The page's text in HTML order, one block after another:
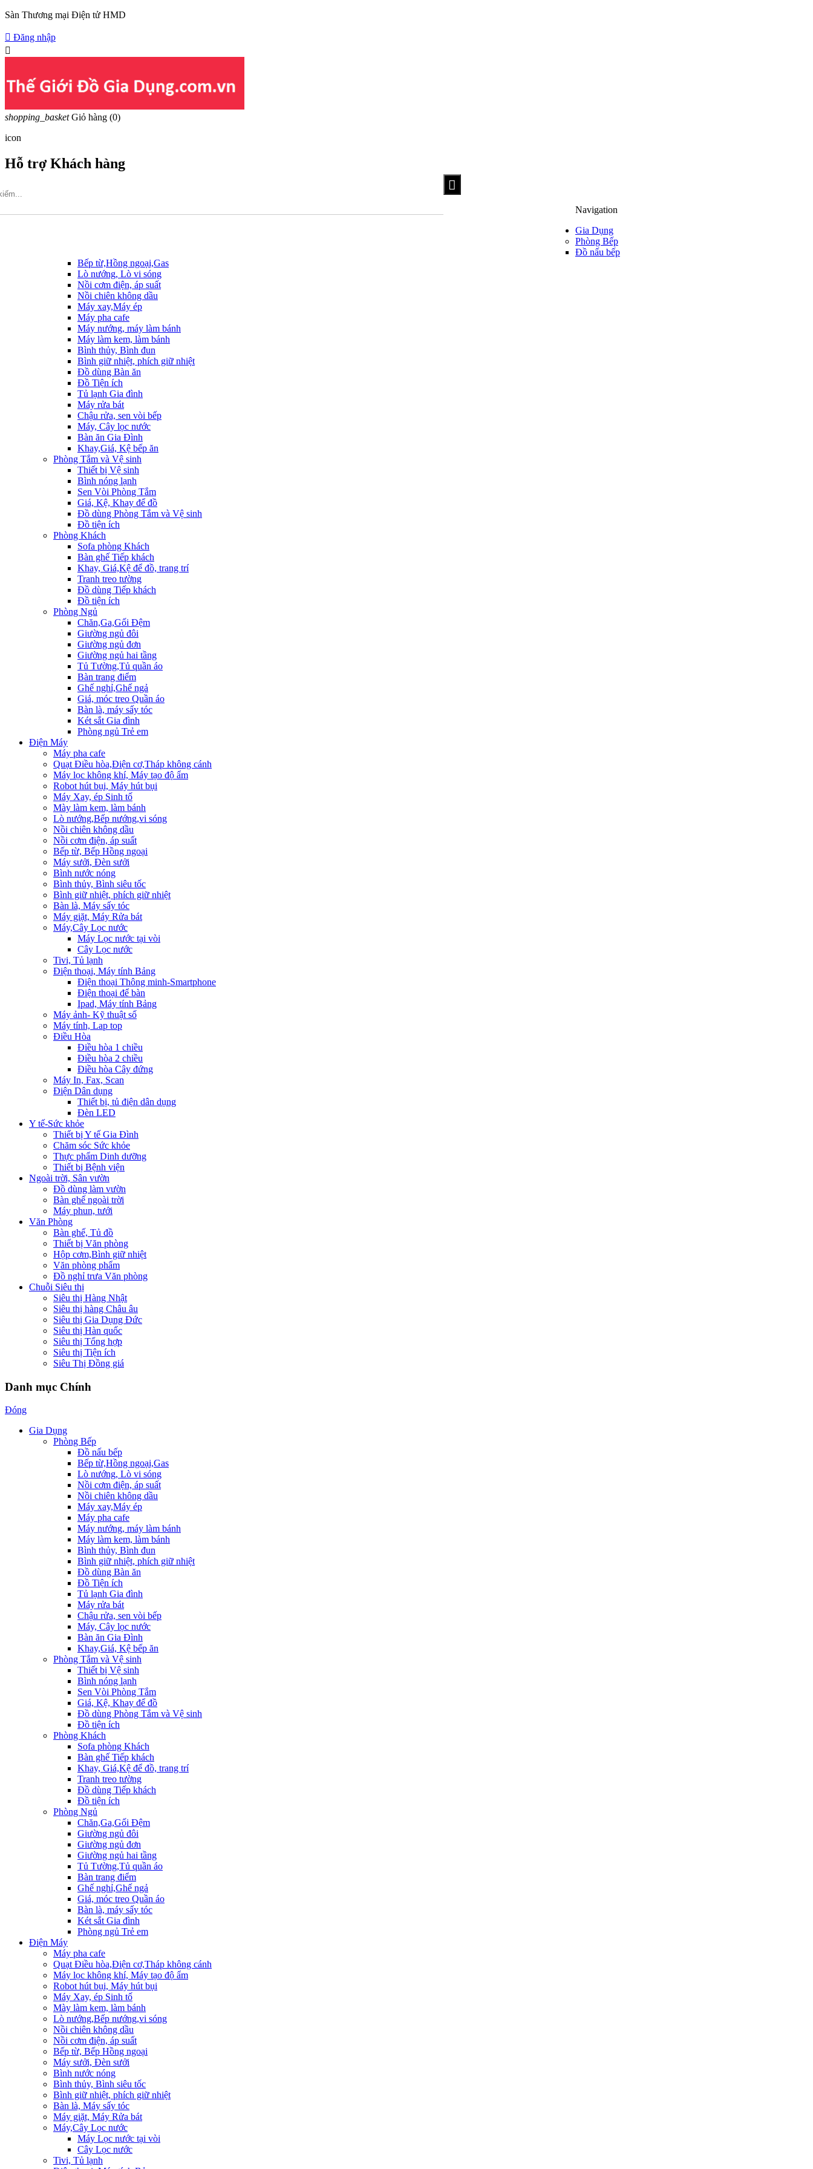
Sàn Thương mại Điện tử HMD
 Đăng nhập

shopping_basket Giỏ hàng (0)
icon
Hỗ trợ Khách hàng
Hotline: 09317.456.44
Navigation
Gia Dụng
Phòng Bếp
Đồ nấu bếp
Bếp từ,Hồng ngoại,Gas
Lò nướng, Lò vi sóng
Nồi cơm điện, áp suất
Nồi chiên không dầu
Máy xay,Máy ép
Máy pha cafe
Máy nướng, máy làm bánh
Máy làm kem, làm bánh
Bình thủy, Bình đun
Bình giữ nhiệt, phích giữ nhiệt
Đồ dùng Bàn ăn
Đồ Tiện ích
Tủ lạnh Gia đình
Máy rửa bát
Chậu rửa, sen vòi bếp
Máy, Cây lọc nước
Bàn ăn Gia Đình
Khay,Giá, Kệ bếp ăn
Phòng Tắm và Vệ sinh
Thiết bị Vệ sinh
Bình nóng lạnh
Sen Vòi Phòng Tắm
Giá, Kệ, Khay để đồ
Đồ dùng Phòng Tắm và Vệ sinh
Đồ tiện ích
Phòng Khách
Sofa phòng Khách
Bàn ghế Tiếp khách
Khay, Giá,Kệ để đồ, trang trí
Tranh treo tường
Đồ dùng Tiếp khách
Đồ tiện ích
Phòng Ngủ
Chăn,Ga,Gối Đệm
Giường ngủ đôi
Giường ngủ đơn
Giường ngủ hai tầng
Tủ Tường,Tủ quần áo
Bàn trang điểm
Ghế nghỉ,Ghế ngả
Giá, móc treo Quần áo
Bàn là, máy sấy tóc
Két sắt Gia đình
Phòng ngủ Trẻ em
Điện Máy
Máy pha cafe
Quạt Điều hòa,Điện cơ,Tháp không cánh
Máy lọc không khí, Máy tạo độ ẩm
Robot hút bụi, Máy hút bụi
Máy Xay, ép Sinh tố
Mày làm kem, làm bánh
Lò nướng,Bếp nướng,vi sóng
Nồi chiên không dầu
Nồi cơm điện, áp suất
Bếp từ, Bếp Hồng ngoại
Máy sưởi, Đèn sưởi
Bình nước nóng
Bình thủy, Bình siêu tốc
Bình giữ nhiệt, phích giữ nhiệt
Bàn là, Máy sấy tóc
Máy giặt, Máy Rửa bát
Máy,Cây Lọc nước
Máy Lọc nước tại vòi
Cây Lọc nước
Tivi, Tủ lạnh
Điện thoại, Máy tính Bảng
Điện thoại Thông minh-Smartphone
Điện thoại để bàn
Ipad, Máy tính Bảng
Máy ảnh- Kỹ thuật số
Máy tính, Lap top
Điều Hòa
Điều hòa 1 chiều
Điều hòa 2 chiều
Điều hòa Cây đứng
Máy In, Fax, Scan
Điện Dân dụng
Thiết bị, tủ điện dân dụng
Đèn LED
Y tế-Sức khỏe
Thiết bị Y tế Gia Đình
Chăm sóc Sức khỏe
Thực phẩm Dinh dưỡng
Thiết bị Bệnh viện
Ngoài trời, Sân vườn
Đồ dùng làm vườn
Bàn ghế ngoài trời
Máy phun, tưới
Văn Phòng
Bàn ghế, Tủ đồ
Thiết bị Văn phòng
Hộp cơm,Bình giữ nhiệt
Văn phòng phẩm
Đồ nghỉ trưa Văn phòng
Chuỗi Siêu thị
Siêu thị Hàng Nhật
Siêu thị hàng Châu âu
Siêu thị Gia Dụng Đức
Siêu thị Hàn quốc
Siêu thị Tổng hợp
Siêu thị Tiện ích
Siêu Thị Đồng giá
Danh mục Chính
Đóng
Gia Dụng
Phòng Bếp
Đồ nấu bếp
Bếp từ,Hồng ngoại,Gas
Lò nướng, Lò vi sóng
Nồi cơm điện, áp suất
Nồi chiên không dầu
Máy xay,Máy ép
Máy pha cafe
Máy nướng, máy làm bánh
Máy làm kem, làm bánh
Bình thủy, Bình đun
Bình giữ nhiệt, phích giữ nhiệt
Đồ dùng Bàn ăn
Đồ Tiện ích
Tủ lạnh Gia đình
Máy rửa bát
Chậu rửa, sen vòi bếp
Máy, Cây lọc nước
Bàn ăn Gia Đình
Khay,Giá, Kệ bếp ăn
Phòng Tắm và Vệ sinh
Thiết bị Vệ sinh
Bình nóng lạnh
Sen Vòi Phòng Tắm
Giá, Kệ, Khay để đồ
Đồ dùng Phòng Tắm và Vệ sinh
Đồ tiện ích
Phòng Khách
Sofa phòng Khách
Bàn ghế Tiếp khách
Khay, Giá,Kệ để đồ, trang trí
Tranh treo tường
Đồ dùng Tiếp khách
Đồ tiện ích
Phòng Ngủ
Chăn,Ga,Gối Đệm
Giường ngủ đôi
Giường ngủ đơn
Giường ngủ hai tầng
Tủ Tường,Tủ quần áo
Bàn trang điểm
Ghế nghỉ,Ghế ngả
Giá, móc treo Quần áo
Bàn là, máy sấy tóc
Két sắt Gia đình
Phòng ngủ Trẻ em
Điện Máy
Máy pha cafe
Quạt Điều hòa,Điện cơ,Tháp không cánh
Máy lọc không khí, Máy tạo độ ẩm
Robot hút bụi, Máy hút bụi
Máy Xay, ép Sinh tố
Mày làm kem, làm bánh
Lò nướng,Bếp nướng,vi sóng
Nồi chiên không dầu
Nồi cơm điện, áp suất
Bếp từ, Bếp Hồng ngoại
Máy sưởi, Đèn sưởi
Bình nước nóng
Bình thủy, Bình siêu tốc
Bình giữ nhiệt, phích giữ nhiệt
Bàn là, Máy sấy tóc
Máy giặt, Máy Rửa bát
Máy,Cây Lọc nước
Máy Lọc nước tại vòi
Cây Lọc nước
Tivi, Tủ lạnh